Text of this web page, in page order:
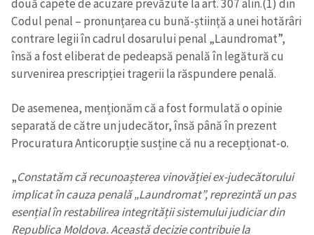
Trimite o informație
Despre ZdG
două capete de acuzare prevăzute la art. 307 alin.(1) din
Codul penal – pronunțarea cu bună-știință a unei hotărâri
contrare legii în cadrul dosarului penal „Laundromat”,
însă a fost eliberat de pedeapsă penală în legătură cu
survenirea prescripției tragerii la răspundere penală.
De asemenea, menționăm că a fost formulată o opinie
separată de către un judecător, însă până în prezent
Procuratura Anticorupție susține că nu a recepționat-o.
„Constatăm că recunoașterea vinovăției ex-judecătorului
implicat în cauza penală „Laundromat”, reprezintă un pas
esențial în restabilirea integrității sistemului judiciar din
Republica Moldova. Această decizie contribuie la